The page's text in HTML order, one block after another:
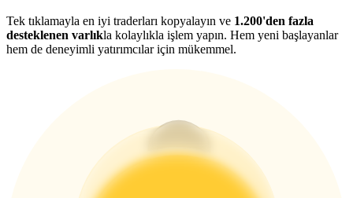
Daha Fazla Etkinlik
Ödüller ve özel hediyeler kazanın
Tek tıklamayla en iyi traderları kopyalayın ve 1.200'den fazla
desteklenen varlıkla kolaylıkla işlem yapın. Hem yeni başlayanlar
hem de deneyimli yatırımcılar için mükemmel.